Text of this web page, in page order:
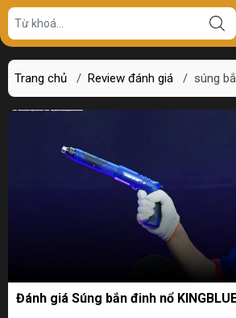
Trang chủ / Review đánh giá / súng
Đánh giá Súng bắn đinh nổ